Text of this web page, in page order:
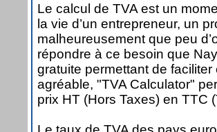
Le calcul de TVA est un
la vie d’un entrepreneur, un
malheureusement que peu
répondre à ce besoin que
gratuite permettant de
agréable, "TVA Calculator"
prix HT (Hors Taxes) en TTC